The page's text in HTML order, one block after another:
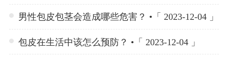
男性包皮包茎会造成哪些危害？ •「 2023-12-04 」
包皮在生活中该怎么预防？ •「 2023-12-04 」